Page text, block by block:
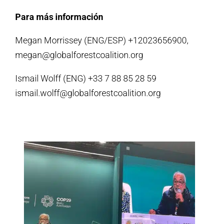
Para más información
Megan Morrissey (ENG/ESP) +12023656900,
megan@globalforestcoalition.org
Ismail Wolff (ENG) +33 7 88 85 28 59
ismail.wolff@globalforestcoalition.org